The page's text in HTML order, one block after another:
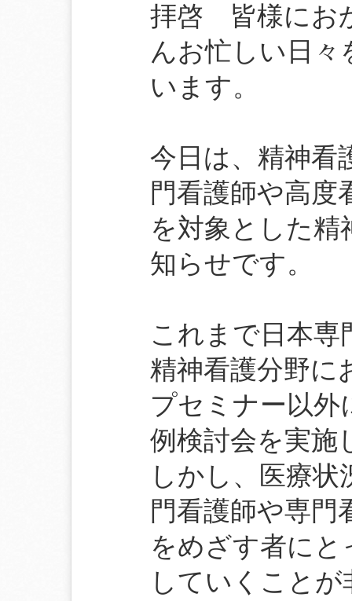
拝啓 皆様にお
んお忙しい日
います。
今日は、精神看
門看護師や高度
を対象とした精
知らせです。
これまで日本専
精神看護分野に
プセミナー以外
例検討会を実施
しかし、医療
門看護師や専門
をめざす者に
していくこと